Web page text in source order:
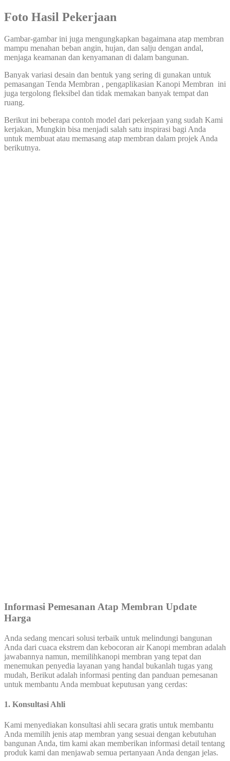
Foto Hasil Pekerjaan
Gambar-gambar ini juga mengungkapkan bagaimana atap membran
mampu menahan beban angin, hujan, dan salju dengan andal,
menjaga keamanan dan kenyamanan di dalam bangunan.
Banyak variasi desain dan bentuk yang sering di gunakan untuk
pemasangan Tenda Membran , pengaplikasian Kanopi Membran ini
juga tergolong fleksibel dan tidak memakan banyak tempat dan
ruang.
Berikut ini beberapa contoh model dari pekerjaan yang sudah Kami
kerjakan, Mungkin bisa menjadi salah satu inspirasi bagi Anda
untuk membuat atau memasang atap membran dalam projek Anda
berikutnya.
Informasi Pemesanan Atap Membran Update
Harga
Anda sedang mencari solusi terbaik untuk melindungi bangunan
Anda dari cuaca ekstrem dan kebocoran air Kanopi membran adalah
jawabannya namun, memilihkanopi membran yang tepat dan
menemukan penyedia layanan yang handal bukanlah tugas yang
mudah, Berikut adalah informasi penting dan panduan pemesanan
untuk membantu Anda membuat keputusan yang cerdas:
1. Konsultasi Ahli
Kami menyediakan konsultasi ahli secara gratis untuk membantu
Anda memilih jenis atap membran yang sesuai dengan kebutuhan
bangunan Anda, tim kami akan memberikan informasi detail tentang
produk kami dan menjawab semua pertanyaan Anda dengan jelas.